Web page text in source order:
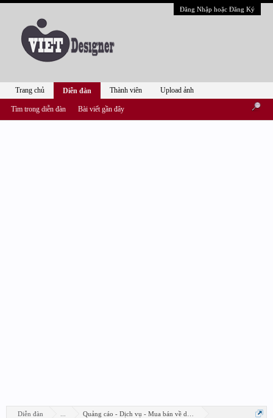
Đăng Nhập hoặc Đăng Ký
Diễn đàn Quảng cáo - Dịch vụ - Mua bán về design
Trang chủ Diễn đàn
Tìm trong diễn đàn Bài viết gần đây
Thành viên Upload ảnh